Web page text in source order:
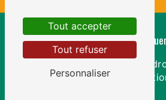
Recherches
- 2026 - Tous
Mentions légales
Tout accepter
Tout refuser
Personnaliser